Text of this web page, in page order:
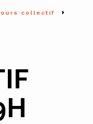
collectif